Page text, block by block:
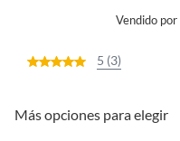
Vendido por
5 (3)
Más opciones para elegir